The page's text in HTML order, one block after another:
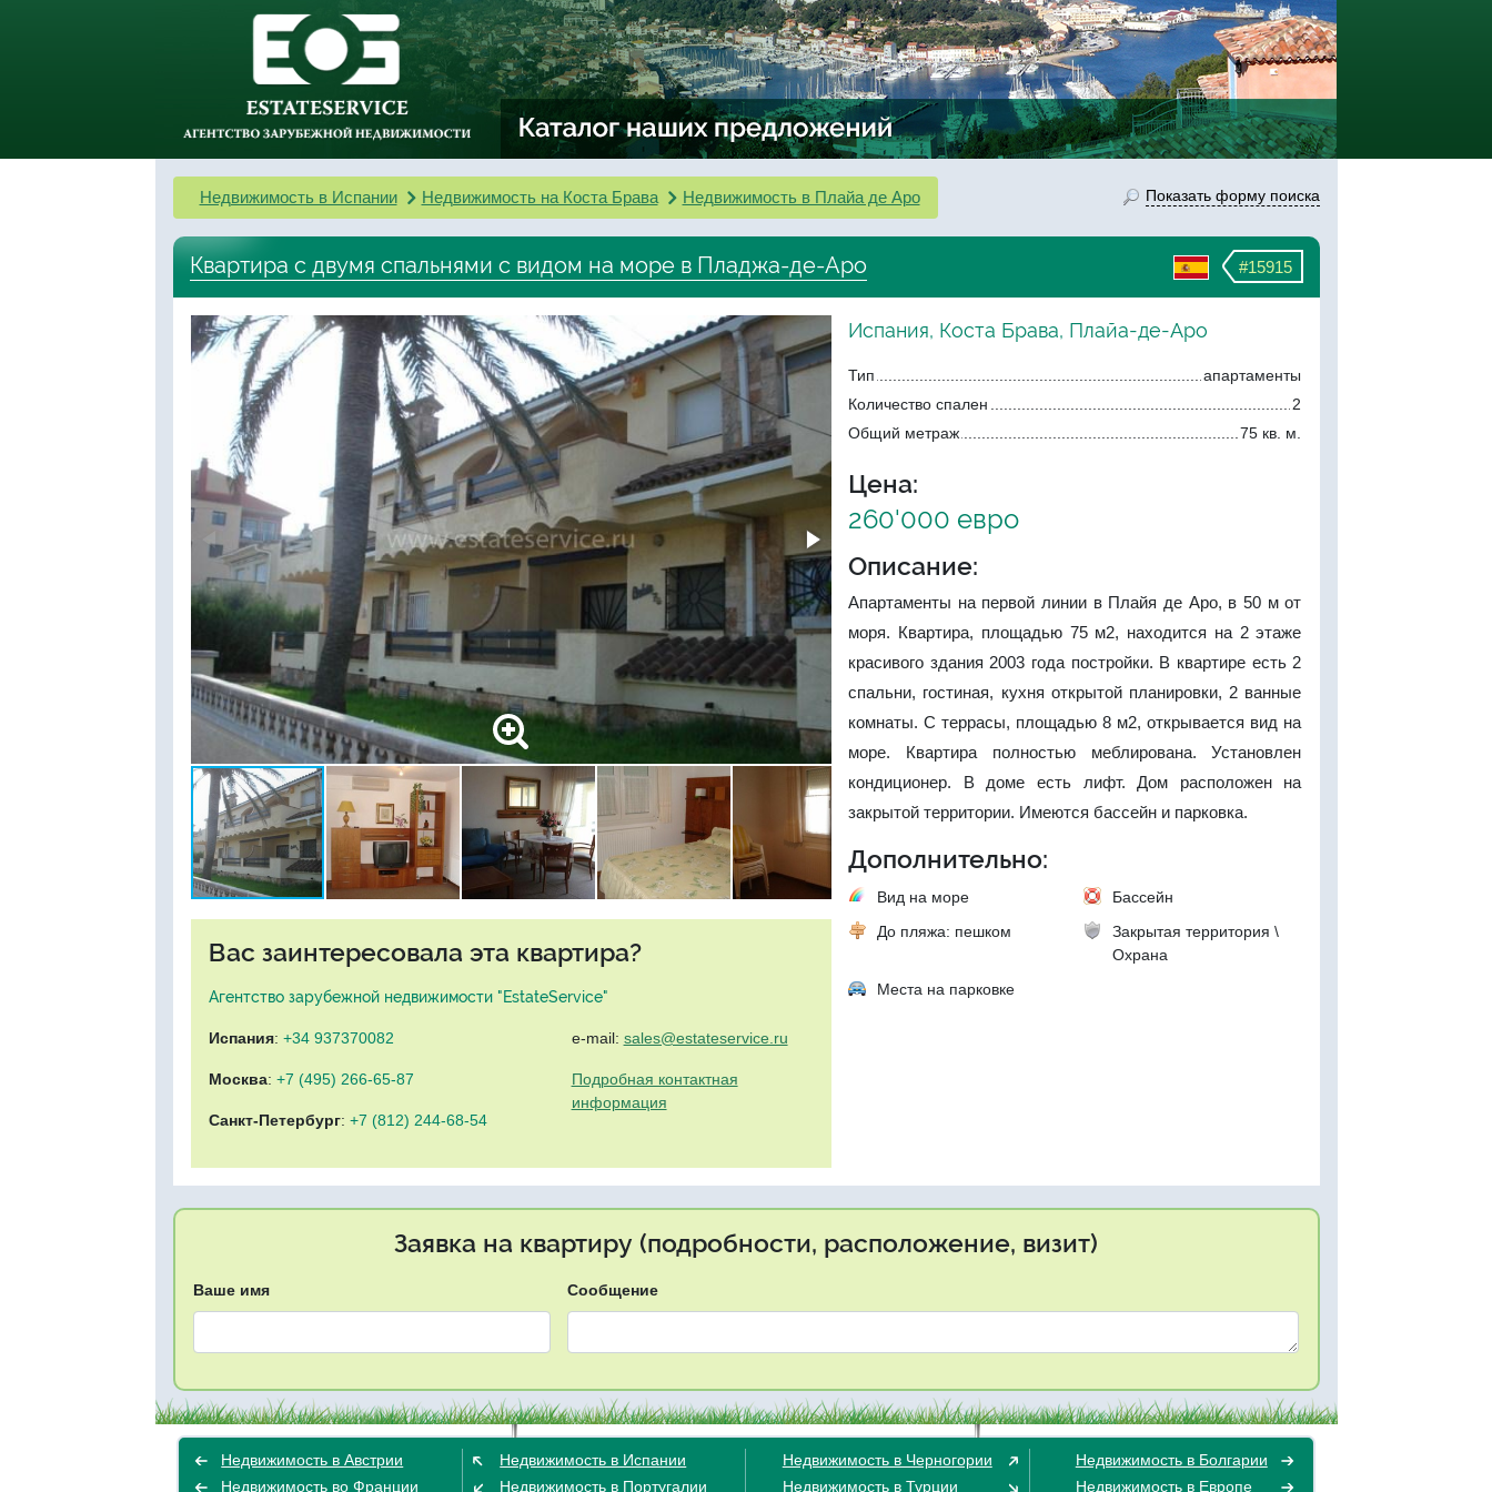
Недвижимость в Испании Недвижимость на Коста Брава Недвижимость в Плайа де Аро Показать форму поиска
#15915
Квартира с двумя спальнями с видом на море в Пладжа-де-Аро
Вас заинтересовала эта квартира?
Агентство зарубежной недвижимости "EstateService"
Испания: +34 937370082
Москва: +7 (495) 266-65-87
Санкт-Петербург: +7 (812) 244-68-54
e-mail: sales@estateservice.ru
Подробная контактная
информация
Испания, Коста Брава, Плайа-де-Аро
Тип
апартаменты
Количество спален
2
Общий метраж
75 кв. м.
Цена:
260'000 евро
Описание:
Апартаменты на первой линии в Плайя де Аро, в 50 м от
моря. Квартира, площадью 75 м2, находится на 2 этаже
красивого здания 2003 года постройки. В квартире есть 2
спальни, гостиная, кухня открытой планировки, 2 ванные
комнаты. С террасы, площадью 8 м2, открывается вид на
море. Квартира полностью меблирована. Установлен
кондиционер. В доме есть лифт. Дом расположен на
закрытой территории. Имеются бассейн и парковка.
Дополнительно:
Вид на море
Бассейн
До пляжа: пешком
Закрытая территория \
Охрана
Места на парковке
Заявка на квартиру (подробности, расположение, визит)
Ваше имя Сообщение
Недвижимость в Австрии
Недвижимость во Франции
Недвижимость в Испании
Недвижимость в Португалии
Недвижимость в Черногории
Недвижимость в Турции
Недвижимость в Болгарии
Недвижимость в Европе